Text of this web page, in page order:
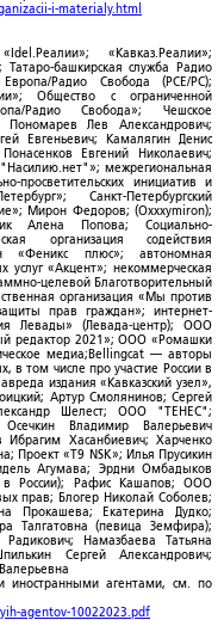
i-materialy.html
«Кавказ.Реалии»;
башкирская служба Радио
Радио Свобода (PCE/PC);
Общество с ограниченной
Радио Свобода»; Чешское
Пономарев Лев Александрович;
Евгеньевич; Камалягин Денис
Евгений Николаевич;
межрегиональная
просветительских инициатив и
Санкт-Петербургский
Мирон Федоров; (Oxxxymiron);
Алена Попова; Социально-
организация содействия
«Феникс плюс»; автономная
услуг «Акцент»; некоммерческая
целевой Благотворительный
организация «Мы против
прав граждан»; интернет-
Левады» (Левада-центр); ООО
редактор 2021»; ООО «Ромашки
медиа;Bellingcat — авторы
в том числе про участие России в
издания «Кавказский узел»,
Артур Смолянинов; Сергей
Шелест; ООО "ТЕНЕС";
Владимир Валерьевич
Ибрагим Хасанбиевич; Харченко
Проект «T9 NSK»; Илья Прусикин
Агумава; Эрдни Омбадыков
в России); Рафис Кашапов; ООО
прав; Блогер Николай Соболев;
Прокашева; Екатерина Дудко;
Талгатовна (певица Земфира);
Намазбаева Татьяна
Сергей Александрович;
иностранными агентами, см. по
agentov-10022023.pdf